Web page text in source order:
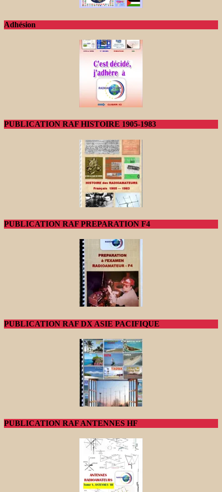
Adhésion
PUBLICATION RAF HISTOIRE 1905-1983
PUBLICATION RAF PREPARATION F4
PUBLICATION RAF DX ASIE PACIFIQUE
PUBLICATION RAF ANTENNES HF